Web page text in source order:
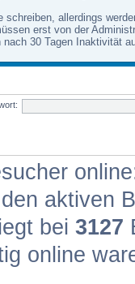
allerdings
erst von der
nach 30 Tagen Inaktivität
aktiven
bei 3127
online